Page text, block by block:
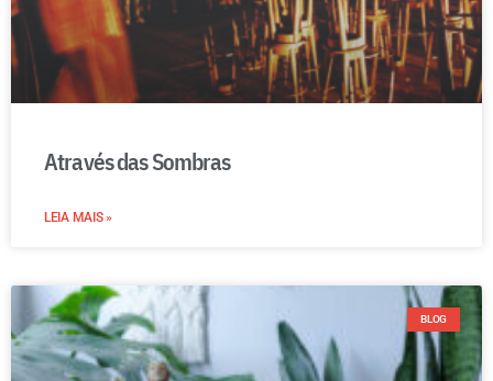
Através das Sombras
LEIA MAIS »
BLOG